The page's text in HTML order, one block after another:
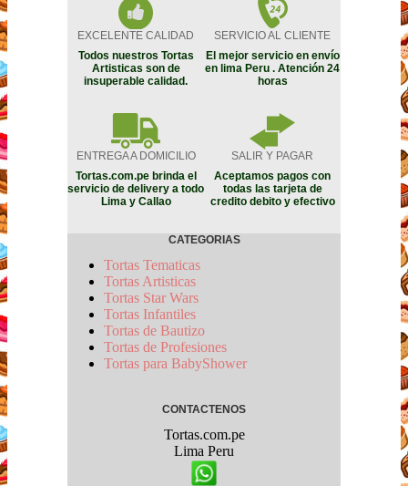
EXCELENTE CALIDAD
SERVICIO AL CLIENTE
Todos nuestros Tortas
Artisticas son de
insuperable calidad.
El mejor servicio en envío
en lima Peru . Atención 24
horas
ENTREGA A DOMICILIO
SALIR Y PAGAR
Tortas.com.pe brinda el
servicio de delivery a todo
Lima y Callao
Aceptamos pagos con
todas las tarjeta de
credito debito y efectivo
CATEGORIAS
Tortas Tematicas
Tortas Artisticas
Tortas Star Wars
Tortas Infantiles
Tortas de Bautizo
Tortas de Profesiones
Tortas para BabyShower
CONTACTENOS
Tortas.com.pe
Lima Peru